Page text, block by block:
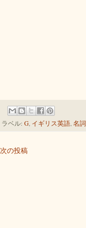
ラベル: G, イギリス英語,名詞
次の投稿